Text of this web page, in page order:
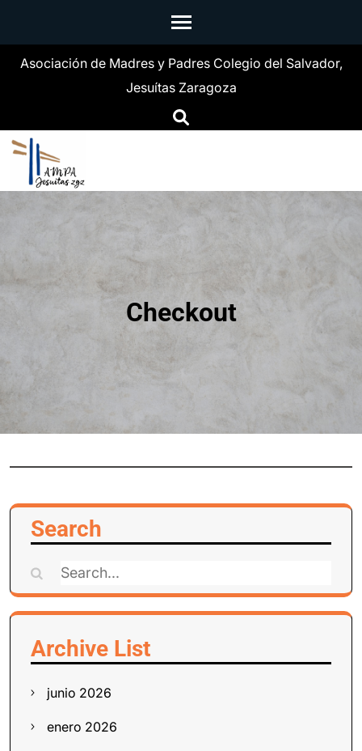
contentAsociación de Madres y Padres Colegio del Salvador,
Jesuítas Zaragoza
Checkout
Search
Search
for:
Archive List
junio 2026
enero 2026